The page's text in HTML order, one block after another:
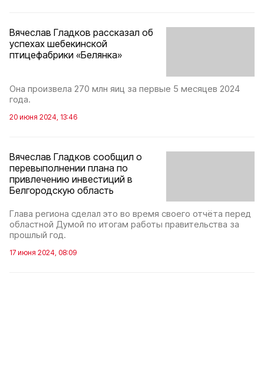
Вячеслав Гладков рассказал об
успехах шебекинской
птицефабрики «Белянка»
Она произвела 270 млн яиц за первые 5 месяцев 2024
года.
20 июня 2024, 13:46
Вячеслав Гладков сообщил о
перевыполнении плана по
привлечению инвестиций в
Белгородcкую область
Глава региона сделал это во время своего отчёта перед
областной Думой по итогам работы правительства за
прошлый год.
17 июня 2024, 08:09